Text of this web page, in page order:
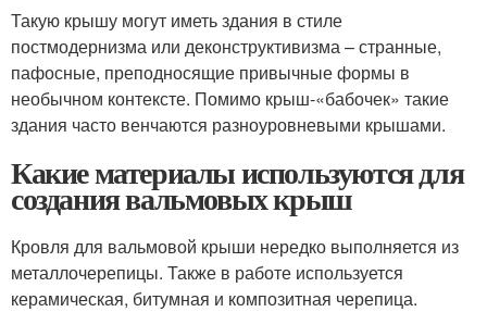
Такую крышу могут иметь здания в стиле
постмодернизма или деконструктивизма – странные,
пафосные, преподносящие привычные формы в
необычном контексте. Помимо крыш-«бабочек» такие
здания часто венчаются разноуровневыми крышами.
Какие материалы используются для
создания вальмовых крыш
Кровля для вальмовой крыши нередко выполняется из
металлочерепицы. Также в работе используется
керамическая, битумная и композитная черепица.